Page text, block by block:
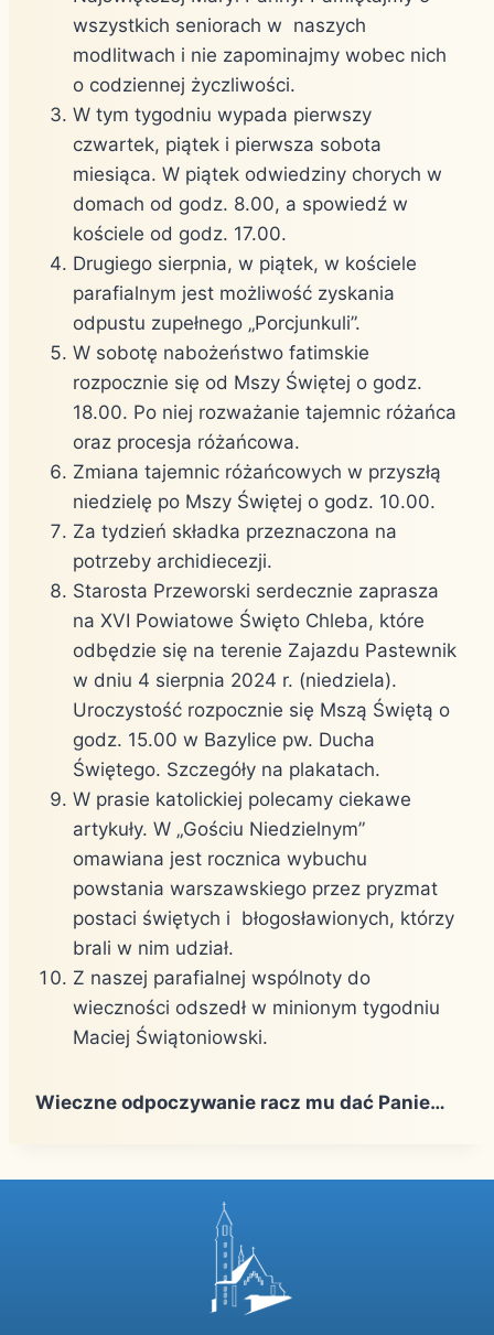
wszystkich seniorach w naszych
modlitwach i nie zapominajmy wobec nich
o codziennej życzliwości.
W tym tygodniu wypada pierwszy
czwartek, piątek i pierwsza sobota
miesiąca. W piątek odwiedziny chorych w
domach od godz. 8.00, a spowiedź w
kościele od godz. 17.00.
Drugiego sierpnia, w piątek, w kościele
parafialnym jest możliwość zyskania
odpustu zupełnego „Porcjunkuli”.
W sobotę nabożeństwo fatimskie
rozpocznie się od Mszy Świętej o godz.
18.00. Po niej rozważanie tajemnic różańca
oraz procesja różańcowa.
Zmiana tajemnic różańcowych w przyszłą
niedzielę po Mszy Świętej o godz. 10.00.
Za tydzień składka przeznaczona na
potrzeby archidiecezji.
Starosta Przeworski serdecznie zaprasza
na XVI Powiatowe Święto Chleba, które
odbędzie się na terenie Zajazdu Pastewnik
w dniu 4 sierpnia 2024 r. (niedziela).
Uroczystość rozpocznie się Mszą Świętą o
godz. 15.00 w Bazylice pw. Ducha
Świętego. Szczegóły na plakatach.
W prasie katolickiej polecamy ciekawe
artykuły. W „Gościu Niedzielnym”
omawiana jest rocznica wybuchu
powstania warszawskiego przez pryzmat
postaci świętych i błogosławionych, którzy
brali w nim udział.
Z naszej parafialnej wspólnoty do
wieczności odszedł w minionym tygodniu
Maciej Świątoniowski.
Wieczne odpoczywanie racz mu dać Panie…